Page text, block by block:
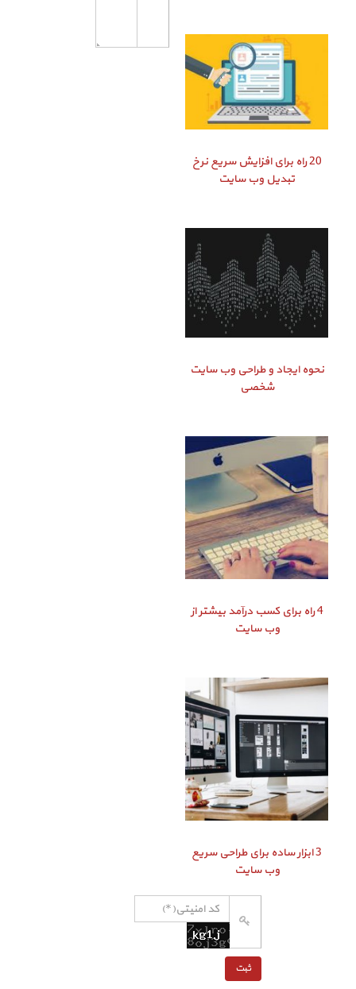
20 راه برای افزایش سریع نرخ
تبدیل وب سایت
نحوه ایجاد و طراحی وب سایت
شخصی
4 راه برای کسب درآمد بیشتر از
وب سایت
3 ابزار ساده برای طراحی سریع
وب سایت